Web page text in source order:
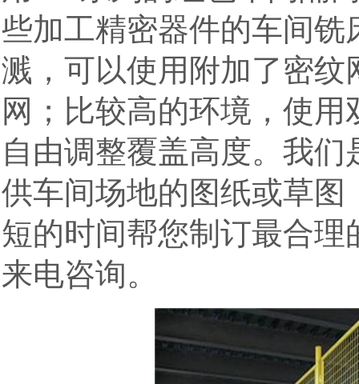
些加工精密器件的车间
溅，可以使用附加了密纹
网；比较高的环境，使用
自由调整覆盖高度。我
供车间场地的图纸或草
短的时间帮您制订最合
来电咨询。